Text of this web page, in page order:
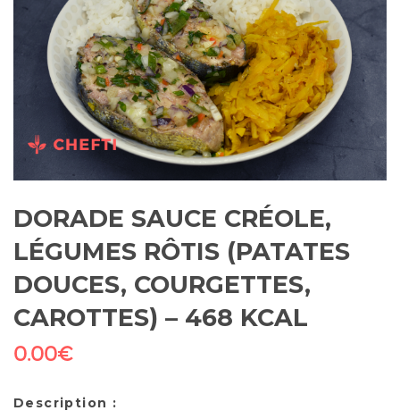
DORADE SAUCE CRÉOLE,
LÉGUMES RÔTIS (PATATES
DOUCES, COURGETTES,
CAROTTES) – 468 KCAL
0.00€
Description :